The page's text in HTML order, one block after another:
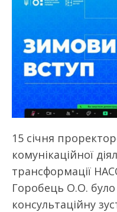
15 січня
комунікаційної
трансформації
Горобець О.О.
консультаційну